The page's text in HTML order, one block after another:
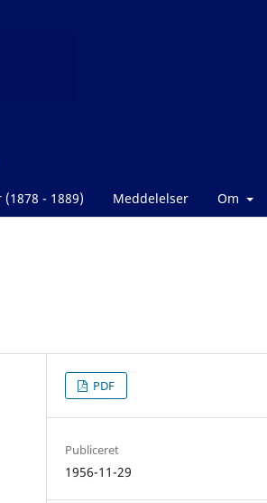
- 1889) Meddelelser Om
PDF
Publiceret
1956-11-29